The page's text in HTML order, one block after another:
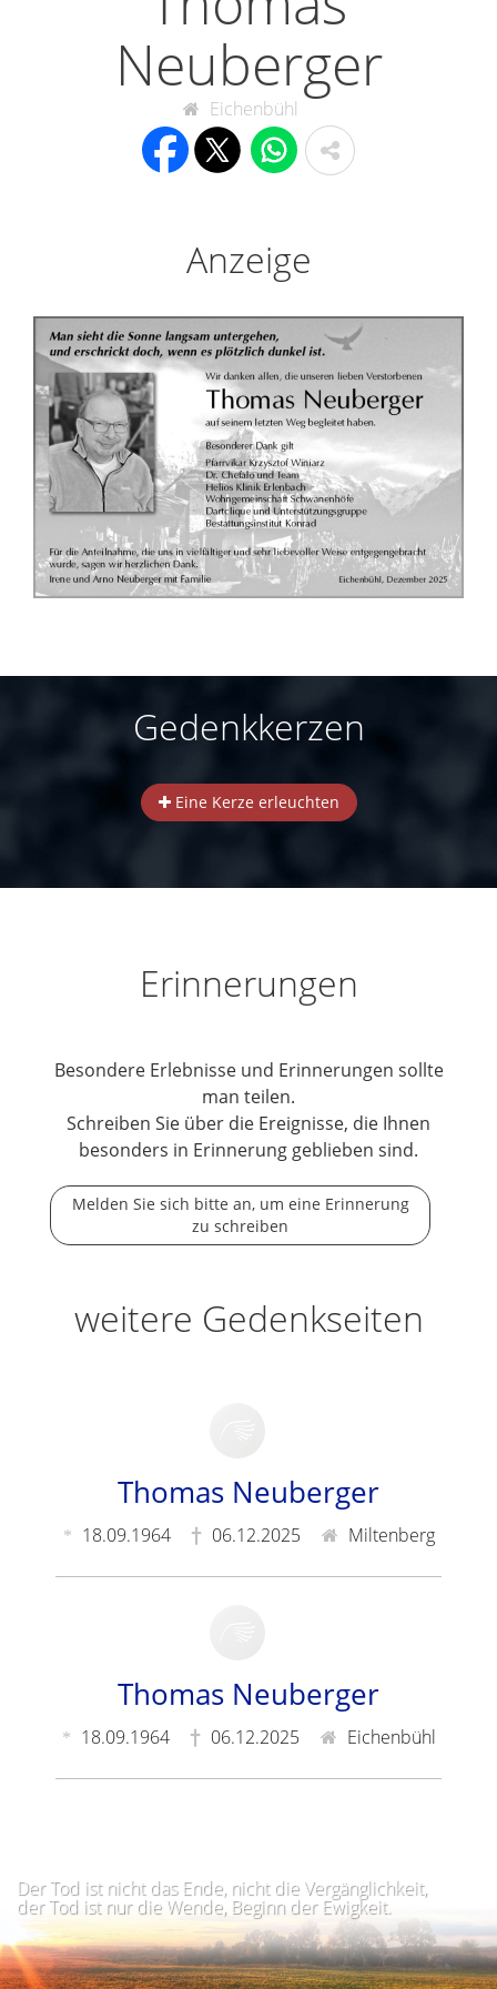
Neuberger
Eichenbühl
Anzeige
Gedenkkerzen
Eine Kerze erleuchten
Erinnerungen
Besondere Erlebnisse und Erinnerungen sollte
man teilen.
Schreiben Sie über die Ereignisse, die Ihnen
besonders in Erinnerung geblieben sind.
Melden Sie sich bitte an, um eine Erinnerung
zu schreiben
weitere Gedenkseiten
Thomas Neuberger
18.09.1964 06.12.2025 Miltenberg
Thomas Neuberger
18.09.1964 06.12.2025 Eichenbühl
Der Tod ist nicht das Ende, nicht die Vergänglichkeit,
der Tod ist nur die Wende, Beginn der Ewigkeit.